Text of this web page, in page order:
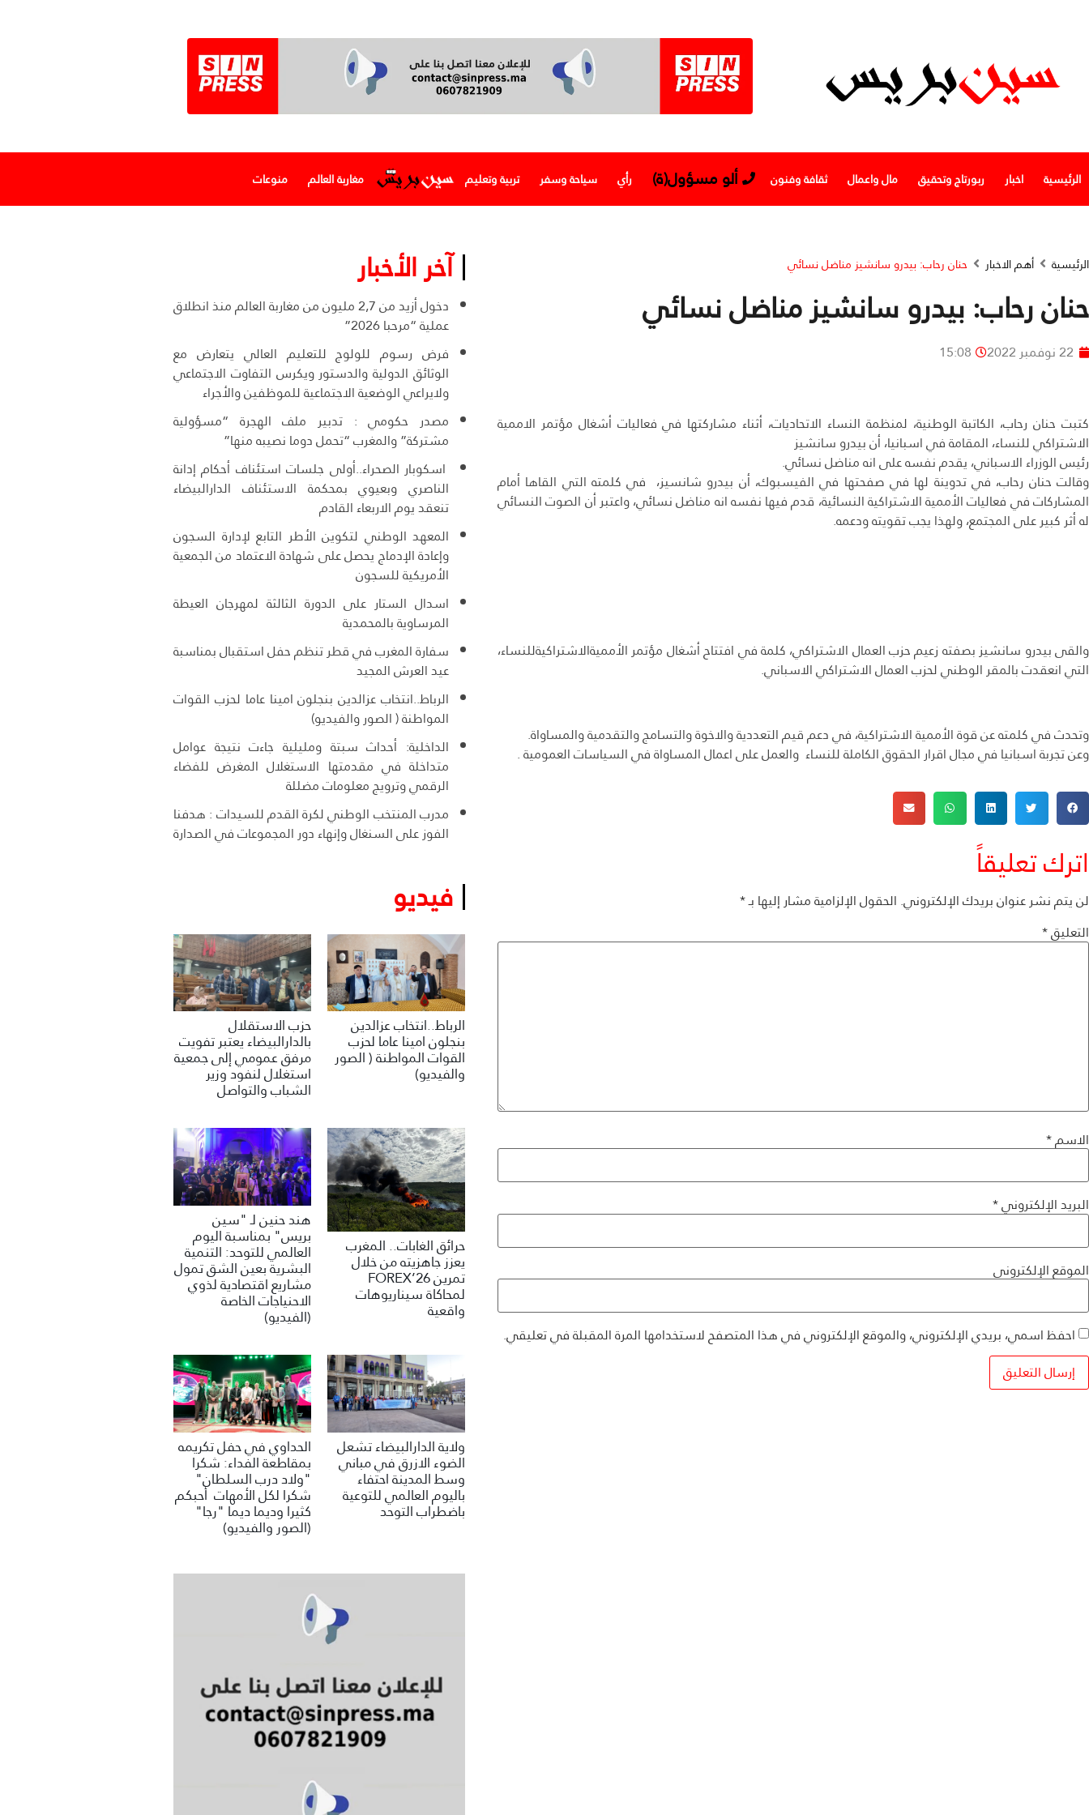
الرئيسية اخبار ربورتاج وتحقيق مال واعمال ثقافة وفنون ألو مسؤول(ة) رأي سياحة وسفر تربية وتعليم مغاربة العالم منوعات
الرئيسية أهم الاخبار حنان رحاب: بيدرو سانشيز مناضل نسائي
حنان رحاب: بيدرو سانشيز مناضل نسائي
22 نوفمبر 2022 15:08
كتبت حنان رحاب، الكاتبة الوطنية، لمنظمة النساء الاتحاديات، أثناء مشاركتها في فعاليات أشغال مؤتمر الاممية
الاشتراكي للنساء، المقامة في اسبانيا، أن بيدرو سانشيز
رئيس الوزراء الاسباني، يقدم نفسه على انه مناضل نسائي.
وقالت حنان رحاب، في تدوينة لها في صفحتها في الفيسبوك، أن بيدرو شانسيز، في كلمته التي القاها أمام
المشاركات في فعاليات الأممية الاشتراكية النسائية، قدم فيها نفسه انه مناضل نسائي، واعتبر أن الصوت النسائي
له أثر كبير على المجتمع، ولهذا يجب تقويته ودعمه.
والقى بيدرو سانشيز بصفته زعيم حزب العمال الاشتراكي، كلمة في افتتاح أشغال مؤتمر الأمميةالاشتراكيةللنساء،
التي انعقدت بالمقر الوطني لحزب العمال الاشتراكي الاسباني.
وتحدث في كلمته عن قوة الأممية الاشتراكية، في دعم قيم التعددية والاخوة والتسامج والتقدمية والمساواة.
وعن تجربة اسبانيا في مجال اقرار الحقوق الكاملة للنساء والعمل على اعمال المساواة في السياسات العمومية .
اترك تعليقاً
لن يتم نشر عنوان بريدك الإلكتروني.الحقول الإلزامية مشار إليها بـ*
التعليق*
الاسم*
البريد الإلكتروني*
الموقع الإلكتروني
احفظ اسمي، بريدي الإلكتروني، والموقع الإلكتروني في هذا المتصفح لاستخدامها المرة المقبلة في تعليقي.
آخر الأخبار
دخول أزيد من 2,7 مليون من مغاربة العالم منذ انطلاق
عملية “مرحبا 2026”
فرض رسوم للولوج للتعليم العالي يتعارض مع
الوثائق الدولية والدستور ويكرس التفاوت الاجتماعي
ولايراعي الوضعية الاجتماعية للموظفين والأجراء
مصدر حكومي : تدبير ملف الهجرة “مسؤولية
مشتركة” والمغرب “تحمل دوما نصيبه منها”
اسكوبار الصحراء..أولى جلسات استئناف أحكام إدانة
الناصري وبعيوي بمحكمة الاستئناف الدارالبيضاء
تنعقد يوم الاربعاء القادم
المعهد الوطني لتكوين الأطر التابع لإدارة السجون
وإعادة الإدماج يحصل على شهادة الاعتماد من الجمعية
الأمريكية للسجون
اسدال الستار على الدورة الثالثة لمهرجان العيطة
المرساوية بالمحمدية
سفارة المغرب في قطر تنظم حفل استقبال بمناسبة
عيد العرش المجيد
الرباط..انتخاب عزالدين بنجلون امينا عاما لحزب القوات
المواطنة ( الصور والفيديو)
الداخلية: أحداث سبتة ومليلية جاءت نتيجة عوامل
متداخلة في مقدمتها الاستغلال المغرض للفضاء
الرقمي وترويج معلومات مضللة
مدرب المنتخب الوطني لكرة القدم للسيدات : هدفنا
الفوز على السنغال وإنهاء دور المجموعات في الصدارة
فيديو
الرباط..انتخاب عزالدين
بنجلون امينا عاما لحزب
القوات المواطنة ( الصور
والفيديو)
حزب الاستقلال
بالدارالبيضاء يعتبر تفويت
مرفق عمومي إلى جمعية
استغلال لنفود وزير
الشباب والتواصل
حرائق الغابات.. المغرب
يعزز جاهزيته من خلال
تمرين FOREX’26
لمحاكاة سيناريوهات
واقعية
هند حنين لـ "سين
بريس" بمناسبة اليوم
العالمي للتوحد: التنمية
البشرية بعين الشق تمول
مشاريع اقتصادية لذوي
الاحنياجات الخاصة
(الفيديو)
ولاية الدارالبيضاء تشعل
الضوء الازرق في مباني
وسط المدينة احتفاء
باليوم العالمي للتوعية
باضطراب التوحد
الحداوي في حفل تكريمه
بمقاطعة الفداء: شكرا
"ولاد درب السلطان"
شكرا لكل الأمهات أحبكم
كثيرا وديما ديما "رجا"
(الصور والفيديو)